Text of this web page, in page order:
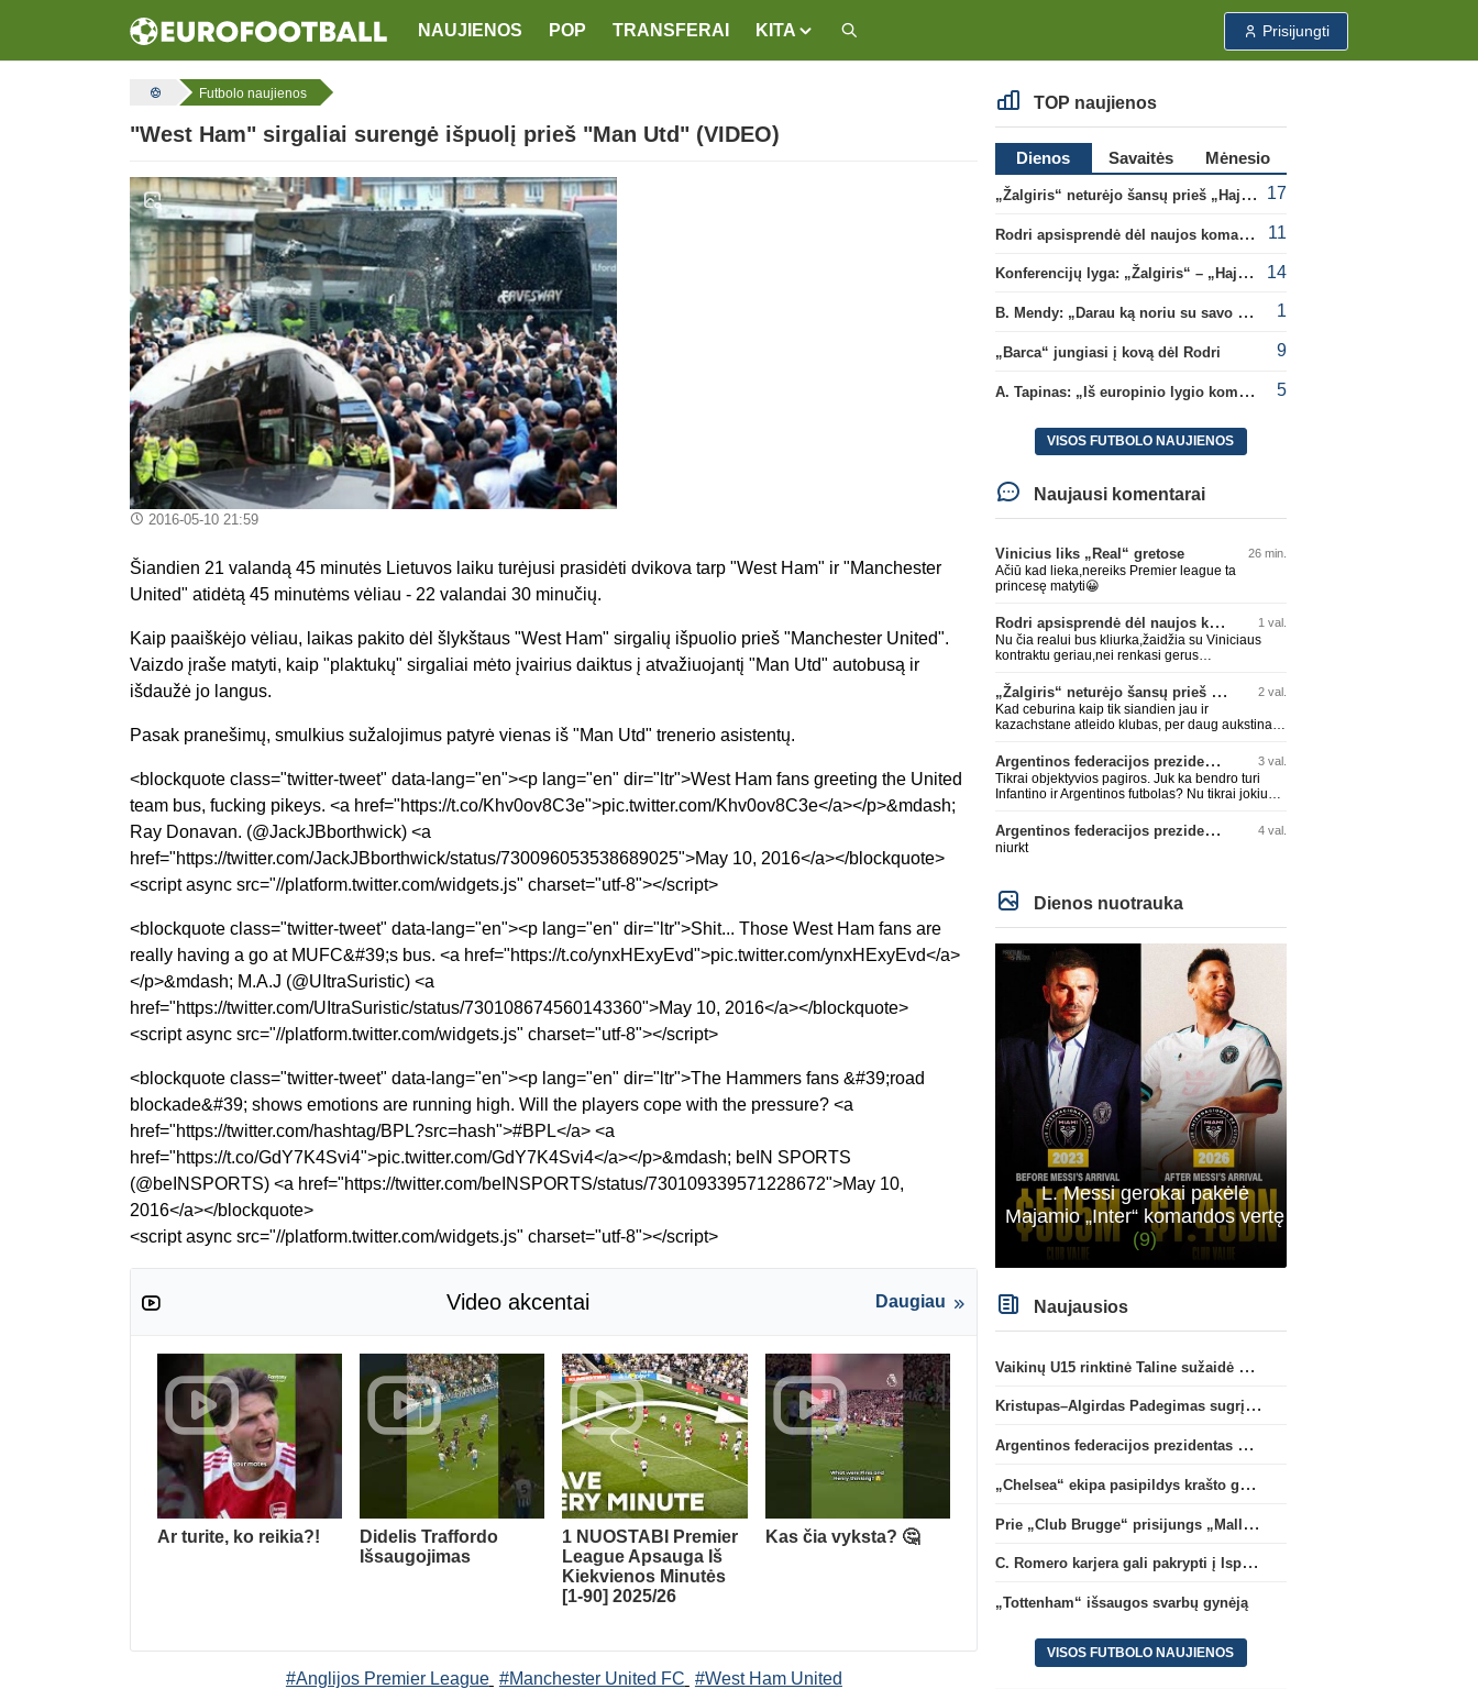
NAUJIENOS POP TRANSFERAI KITA Prisijungti
Futbolo naujienos
"West Ham" sirgaliai surengė išpuolį prieš "Man Utd" (VIDEO)
2016-05-10 21:59
Šiandien 21 valandą 45 minutės Lietuvos laiku turėjusi prasidėti dvikova tarp "West Ham" ir "Manchester
United" atidėtą 45 minutėms vėliau - 22 valandai 30 minučių.
Kaip paaiškėjo vėliau, laikas pakito dėl šlykštaus "West Ham" sirgalių išpuolio prieš "Manchester United".
Vaizdo įraše matyti, kaip "plaktukų" sirgaliai mėto įvairius daiktus į atvažiuojantį "Man Utd" autobusą ir
išdaužė jo langus.
Pasak pranešimų, smulkius sužalojimus patyrė vienas iš "Man Utd" trenerio asistentų.
<blockquote class="twitter-tweet" data-lang="en"><p lang="en" dir="ltr">West Ham fans greeting the United
team bus, fucking pikeys. <a href="https://t.co/Khv0ov8C3e">pic.twitter.com/Khv0ov8C3e</a></p>&mdash;
Ray Donavan. (@JackJBborthwick) <a
href="https://twitter.com/JackJBborthwick/status/730096053538689025">May 10, 2016</a></blockquote>
<script async src="//platform.twitter.com/widgets.js" charset="utf-8"></script>
<blockquote class="twitter-tweet" data-lang="en"><p lang="en" dir="ltr">Shit... Those West Ham fans are
really having a go at MUFC&#39;s bus. <a href="https://t.co/ynxHExyEvd">pic.twitter.com/ynxHExyEvd</a>
</p>&mdash; M.A.J (@UItraSuristic) <a
href="https://twitter.com/UItraSuristic/status/730108674560143360">May 10, 2016</a></blockquote>
<script async src="//platform.twitter.com/widgets.js" charset="utf-8"></script>
<blockquote class="twitter-tweet" data-lang="en"><p lang="en" dir="ltr">The Hammers fans &#39;road
blockade&#39; shows emotions are running high. Will the players cope with the pressure? <a
href="https://twitter.com/hashtag/BPL?src=hash">#BPL</a> <a
href="https://t.co/GdY7K4Svi4">pic.twitter.com/GdY7K4Svi4</a></p>&mdash; beIN SPORTS
(@beINSPORTS) <a href="https://twitter.com/beINSPORTS/status/730109339571228672">May 10,
2016</a></blockquote>
<script async src="//platform.twitter.com/widgets.js" charset="utf-8"></script>
Video akcentai Daugiau
Ar turite, ko reikia?!
Didelis Traffordo
Išsaugojimas
1 NUOSTABI Premier
League Apsauga Iš
Kiekvienos Minutės
[1-90] 2025/26
Kas čia vyksta? 🤔
#Anglijos Premier League #Manchester United FC #West Ham United
TOP naujienos
Dienos Savaitės
Mėnesio
„Žalgiris“ neturėjo šansų prieš „Hajduk“
17
Rodri apsisprendė dėl naujos komandos 11
Konferencijų lyga: „Žalgiris“ – „Hajduk“ (rungtynės tiesiogiai) 14
B. Mendy: „Darau ką noriu su savo pasaulio čempionato titulu“ 1
„Barca“ jungiasi į kovą dėl Rodri 9
A. Tapinas: „Iš europinio lygio komandos gavom gerų pamokų“ 5
VISOS FUTBOLO NAUJIENOS
Naujausi komentarai
Vinicius liks „Real“ gretose 26 min.
Ačiū kad lieka,nereiks Premier league ta
princesę matyti😀
Rodri apsisprendė dėl naujos komandos 1 val.
Nu čia realui bus kliurka,žaidžia su Viniciaus
kontraktu geriau,nei renkasi gerus
„Žalgiris“ neturėjo šansų prieš „Hajduk“ 2 val.
Kad ceburina kaip tik siandien jau ir
kazachstane atleido klubas, per daug aukstinat
Argentinos federacijos prezidentas C. Tapia negailėjo pagyrų G. Infantino 3 val.
Tikrai objektyvios pagiros. Juk ka bendro turi
Infantino ir Argentinos futbolas? Nu tikrai jokiu
Argentinos federacijos prezidentas C. Tapia negailėjo pagyrų G. Infantino 4 val.
niurkt
Dienos nuotrauka
L. Messi gerokai pakėlė
Majamio „Inter“ komandos vertę
(9)
Naujausios
Vaikinų U15 rinktinė Taline sužaidė pirmąsias kontrolines rungtynes
Kristupas–Algirdas Padegimas sugrįžta į FC „Hegelmann” B sudėtį
Argentinos federacijos prezidentas C. Tapia negailėjo pagyrų G. Infantino
„Chelsea“ ekipa pasipildys krašto gynėju P. Chavarria
Prie „Club Brugge“ prisijungs „Mallorca“ klube atsiskleidęs J. Virgili
C. Romero karjera gali pakrypti į Ispaniją
„Tottenham“ išsaugos svarbų gynėją
VISOS FUTBOLO NAUJIENOS